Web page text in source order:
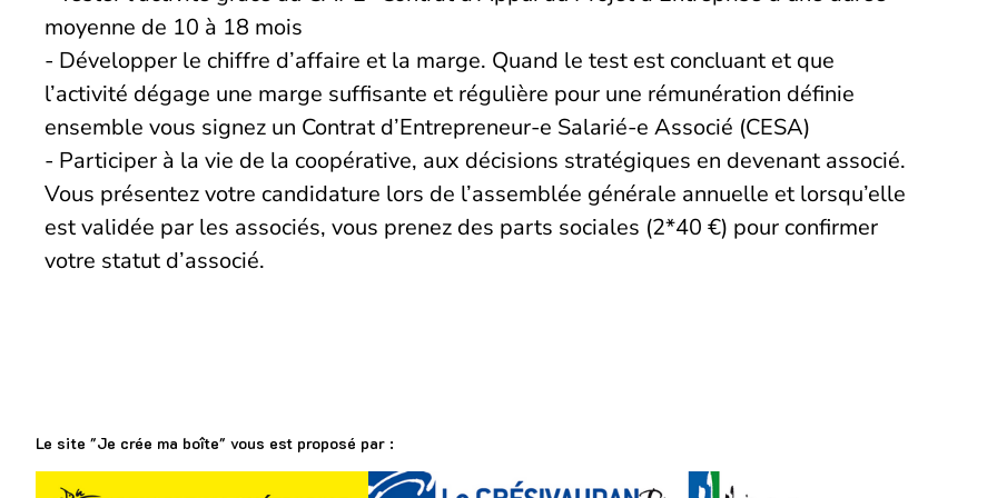
moyenne de 10 à 18 mois
- Développer le chiffre d’affaire et la marge. Quand le test est concluant et que
l’activité dégage une marge suffisante et régulière pour une rémunération définie
ensemble vous signez un Contrat d’Entrepreneur-e Salarié-e Associé (CESA)
- Participer à la vie de la coopérative, aux décisions stratégiques en devenant associé.
Vous présentez votre candidature lors de l’assemblée générale annuelle et lorsqu’elle
est validée par les associés, vous prenez des parts sociales (2*40 €) pour confirmer
votre statut d’associé.
Le site "Je crée ma boîte" vous est proposé par :